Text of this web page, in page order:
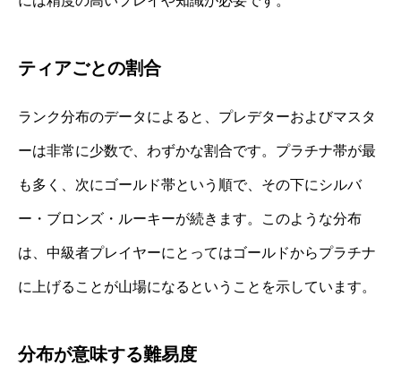
ティアごとの割合
ランク分布のデータによると、プレデターおよびマスタ
ーは非常に少数で、わずかな割合です。プラチナ帯が最
も多く、次にゴールド帯という順で、その下にシルバ
ー・ブロンズ・ルーキーが続きます。このような分布
は、中級者プレイヤーにとってはゴールドからプラチナ
に上げることが山場になるということを示しています。
分布が意味する難易度